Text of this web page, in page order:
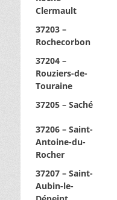
Clermault
37203 –
Rochecorbon
37204 –
Rouziers-de-
Touraine
37205 – Saché
37206 – Saint-
Antoine-du-
Rocher
37207 – Saint-
Aubin-le-